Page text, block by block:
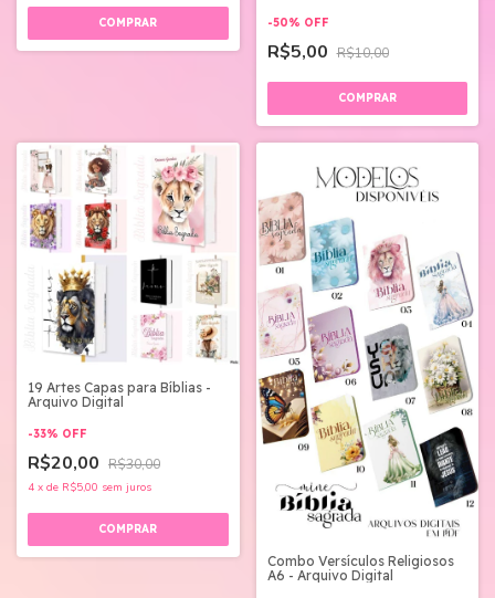
-50% OFF
R$5,00 R$10,00
19 Artes Capas para Bíblias -
Arquivo Digital
-33% OFF
R$20,00 R$30,00
4 x de R$5,00 sem juros
Combo Versículos Religiosos
A6 - Arquivo Digital